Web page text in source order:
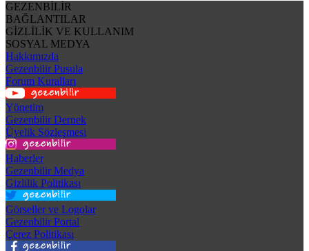
GEZENBİLİR
BAĞLANTILAR
GİZLİLİK VE KULLANIM
SOSYAL MEDYA
Hakkımızda
Gezenbilir Pusula
Forum Kuralları
Yönetim
Gezenbilir Dernek
Üyelik Sözleşmesi
Haberler
Gezenbilir Medya
Gizlilik Politikası
Görseller ve Logolar
Gezenbilir Portal
Çerez Politikası